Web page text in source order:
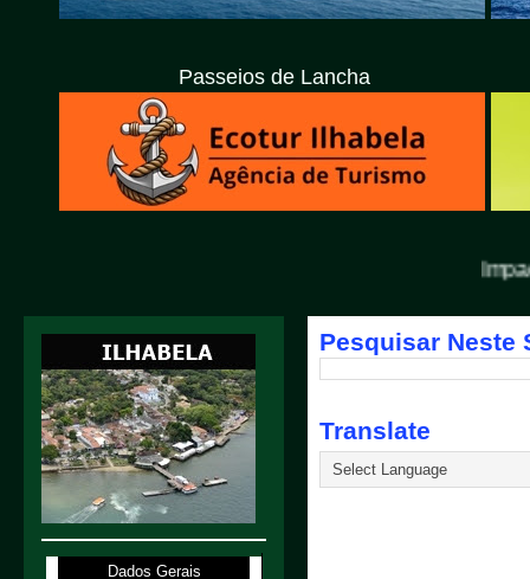
Passeios de Lancha
Impacto
Pesquisar Neste
Translate
Dados Gerais